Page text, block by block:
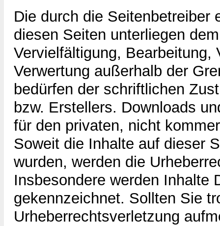
Die durch die Seitenbetreiber
diesen Seiten unterliegen
Vervielfältigung, Bearbeitung,
Verwertung außerhalb der
bedürfen der schriftlichen
bzw. Erstellers. Downloads
für den privaten, nicht
Soweit die Inhalte auf dieser
wurden, werden die
Insbesondere werden Inhalte
gekennzeichnet. Sollten Sie
Urheberrechtsverletzung